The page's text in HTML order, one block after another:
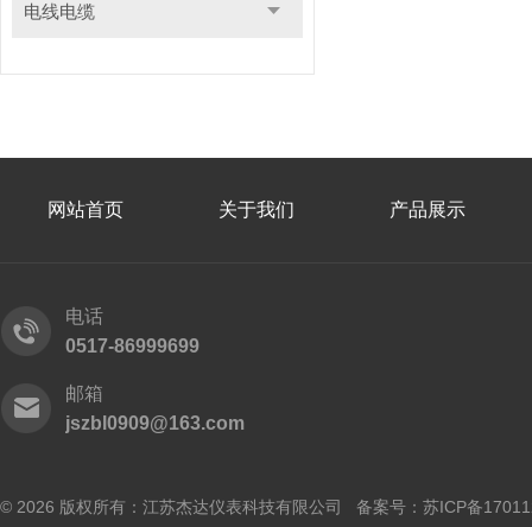
电线电缆
网站首页 关于我们 产品展示
电话
0517-86999699
邮箱
jszbl0909@163.com
© 2026 版权所有：江苏杰达仪表科技有限公司 备案号： 苏ICP备